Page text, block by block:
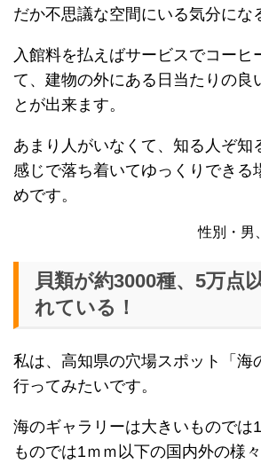
だか不思議な空間にいる気分にな
入館料を払えばサービスでコーヒ
て、建物の外にある日当たりの良
とが出来ます。
あまり人がいなくて、知る人ぞ知
感じで落ち着いてゆっくりできる
めです。
性別・男
貝類が約3000種、5万点
れている！
私は、高知県の穴場スポット「海
行ってみたいです。
海のギャラリーは大きいものでは
ものでは1ｍｍ以下の国内外の様